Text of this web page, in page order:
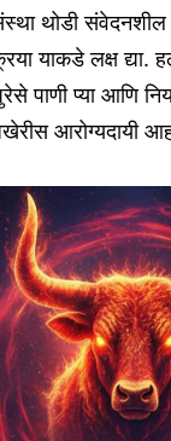
थोडी
याकडे लक्ष द्या.
प्या आणि
आरोग्यदायी